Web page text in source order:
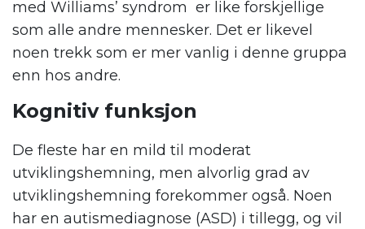
med Williams’ syndrom er like forskjellige
som alle andre mennesker. Det er likevel
noen trekk som er mer vanlig i denne gruppa
enn hos andre.
Kognitiv funksjon
De fleste har en mild til moderat
utviklingshemning, men a lvorlig grad av
utviklingshemning forekommer også. Noen
har en autismediagnose (ASD) i tillegg, og vil